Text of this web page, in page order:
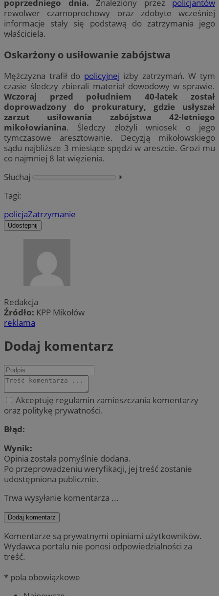
poprzedniego dnia. Znaleziony przez policjantów
rewolwer czarnoprochowy oraz zdobyte wcześniej
informacje stały się podstawą do zatrzymania jego
właściciela.
Oskarżony o usiłowanie zabójstwa
Mężczyzna trafił do policyjnej izby zatrzymań. W tym
czasie śledczy zbierali materiał dowodowy w sprawie.
Wczoraj przed południem 40-latek został
doprowadzony do prokuratury, gdzie usłyszał
zarzut usiłowania zabójstwa 42-letniego
mikołowianina. Śledczy złożyli wniosek o jego
tymczasowe aresztowanie. Decyzją mikołowskiego
sądu najbliższe 3 miesiące spędzi w areszcie. Grozi mu
co najmniej 8 lat więzienia.
Słuchaj
⏵︎
Tagi:
policjaZatrzymanie
Udostępnij
Redakcja
Źródło: KPP Mikołów
reklama
Dodaj komentarz
Akceptuję regulamin zamieszczania komentarzy
oraz politykę prywatności.
Błąd:
Wynik:
Opinia została pomyślnie dodana.
Po przeprowadzeniu weryfikacji, jej treść zostanie
udostępniona publicznie.
Trwa wysyłanie komentarza ...
Dodaj komentarz
Komentarze są prywatnymi opiniami użytkowników.
Wydawca portalu nie ponosi odpowiedzialności za
treść.
* pola obowiązkowe